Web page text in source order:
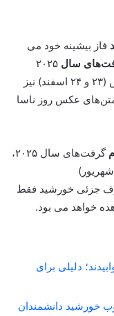
فاز بیشینه خود می
سال ۲۰۲۵
(کسوف و خسوف) رقم خورد. ۱۳ و ۱۴ مارس (۲۳ و ۲۴ اسفند) نیز
عکس روز ناسا
گرفت‌های سال ۲۰۲۵،
جزئی خورشید فقط
خواهد می بود.
دلیلی برای
خورشید دانشمندان